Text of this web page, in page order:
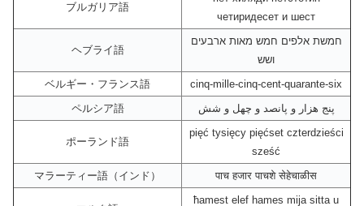
ブルガリア語
четиридесет и шест
ヘブライ語
חמשת אלפים חמש מאות ארבעים
ושש
ベルギー・フランス語
cinq-mille-cinq-cent-quarante-six
ペルシア語
پنج هزار و پانصد و چهل و شش
ポーランド語
pięć tysięcy pięćset czterdzieści
sześć
マラーティー語（インド）
पाच हजार पाचशे सेहेचाळीस
ħamest elef hames mija sitta u